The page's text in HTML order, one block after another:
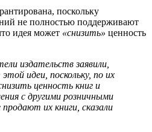
поскольку
не полностью поддерживают
идея может «снизить» ценность
издательств заявили,
идеи, поскольку, по их
ценность книг и
с другими розничными
их книги, сказали